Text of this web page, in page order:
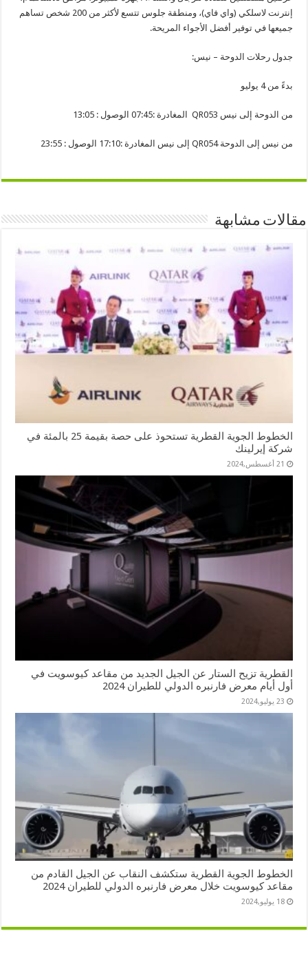
إنترنت لاسلكي (واي فاي)، ومنطقة جلوس تتسع لأكثر من 200 شخص تساهم
جميعها في توفير أفضل الأجواء المريحة.
جدول رحلات الدوحة – نيس:
بدءً من 4 يوليو
من الدوحة إلى نيس QR053 المغادرة :07:45 الوصول : 13:05
من نيس إلى الدوحة QR054 إلى نيس المغادرة :17:10 الوصول : 23:55
مقالات مشابهة
الخطوط الجوية القطرية تستحوذ على حصة بقيمة 25 بالمئة في
شركة إيرلينك
21 أغسطس,2024
القطرية تزيح الستار عن الجيل الجديد من مقاعد كيوسويت في
أول أيام معرض فارنبره الدولي للطيران 2024
23 يوليو,2024
الخطوط الجوية القطرية ستكشف النقاب عن الجيل القادم من
مقاعد كيوسويت خلال معرض فارنبره الدولي للطيران 2024
18 يوليو,2024